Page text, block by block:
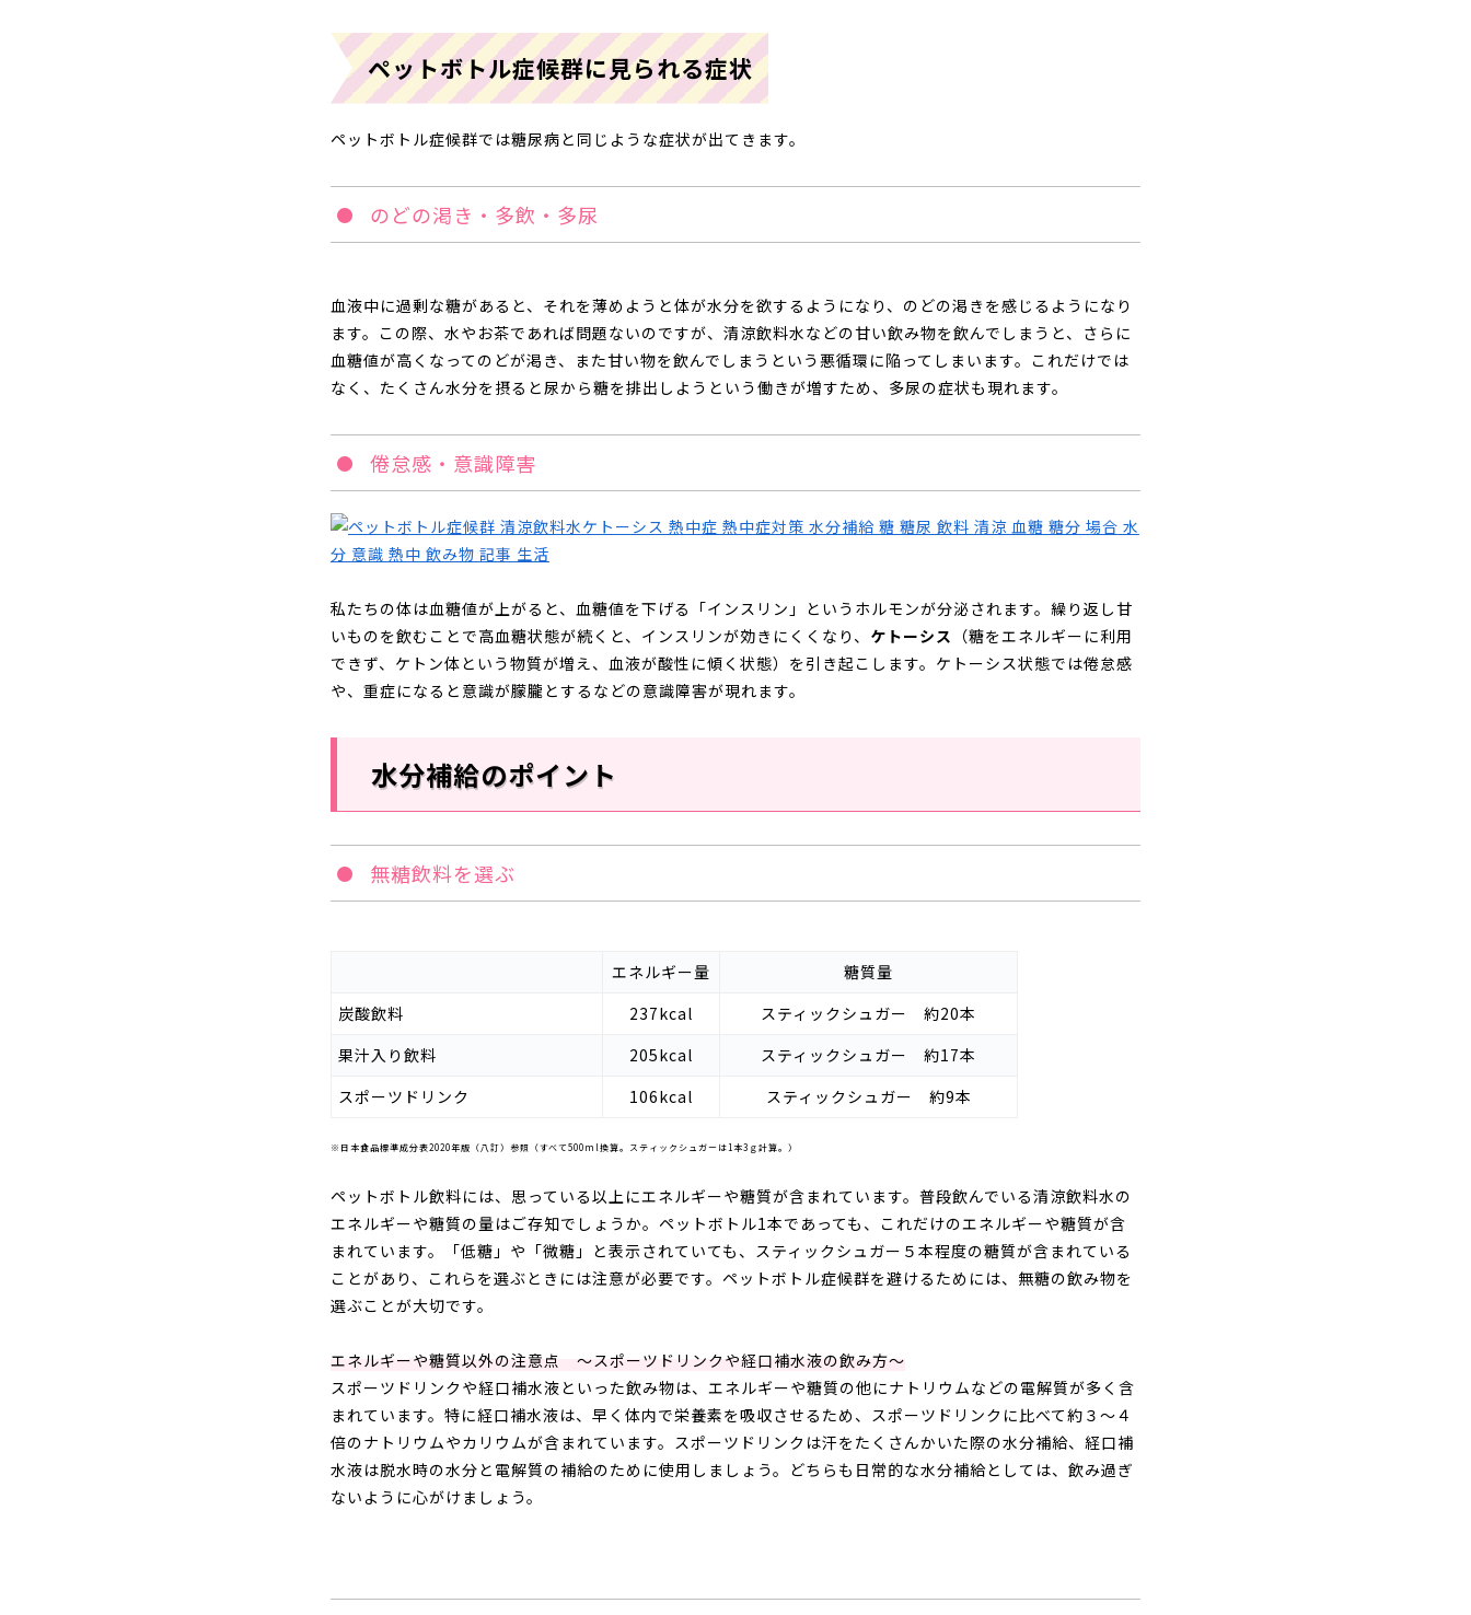
ペットボトル症候群に見られる症状
ペットボトル症候群では糖尿病と同じような症状が出てきます。
のどの渇き・多飲・多尿
血液中に過剰な糖があると、それを薄めようと体が水分を欲するようになり、のどの渇きを感じるようになり
ます。この際、水やお茶であれば問題ないのですが、清涼飲料水などの甘い飲み物を飲んでしまうと、さらに
血糖値が高くなってのどが渇き、また甘い物を飲んでしまうという悪循環に陥ってしまいます。これだけでは
なく、たくさん水分を摂ると尿から糖を排出しようという働きが増すため、多尿の症状も現れます。
倦怠感・意識障害
私たちの体は血糖値が上がると、血糖値を下げる「インスリン」というホルモンが分泌されます。繰り返し甘
いものを飲むことで高血糖状態が続くと、インスリンが効きにくくなり、 ケトーシス （糖をエネルギーに利用
できず、ケトン体という物質が増え、血液が酸性に傾く状態）を引き起こします。ケトーシス状態では倦怠感
や、重症になると意識が朦朧とするなどの意識障害が現れます。
水分補給のポイント
無糖飲料を選ぶ
エネルギー量
糖質量
炭酸飲料
237kcal
スティックシュガー 約20本
果汁入り飲料
205kcal
スティックシュガー 約17本
スポーツドリンク
106kcal スティックシュガー 約9本
※日本食品標準成分表2020年版（八訂）参照（すべて500ml換算。スティックシュガーは1本3ｇ計算。）
ペットボトル飲料には、思っている以上にエネルギーや糖質が含まれています。普段飲んでいる清涼飲料水の
エネルギーや糖質の量はご存知でしょうか。ペットボトル1本であっても、これだけのエネルギーや糖質が含
まれています。「低糖」や「微糖」と表示されていても、スティックシュガー５本程度の糖質が含まれている
ことがあり、これらを選ぶときには注意が必要です。ペットボトル症候群を避けるためには、無糖の飲み物を
選ぶことが大切です。
エネルギーや糖質以外の注意点 ～スポーツドリンクや経口補水液の飲み方～
スポーツドリンクや経口補水液といった飲み物は、エネルギーや糖質の他にナトリウムなどの電解質が多く含
まれています。特に経口補水液は、早く体内で栄養素を吸収させるため、スポーツドリンクに比べて約３～４
倍のナトリウムやカリウムが含まれています。スポーツドリンクは汗をたくさんかいた際の水分補給、経口補
水液は脱水時の水分と電解質の補給のために使用しましょう。どちらも日常的な水分補給としては、飲み過ぎ
ないように心がけましょう。